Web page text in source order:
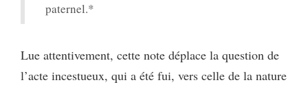
paternel.*
Lue attentivement, cette note déplace la question de
l’acte incestueux, qui a été fui, vers celle de la nature